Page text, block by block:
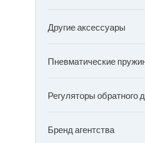
Другие аксессуары
Пневматические
Регуляторы обратного
Бренд агентства